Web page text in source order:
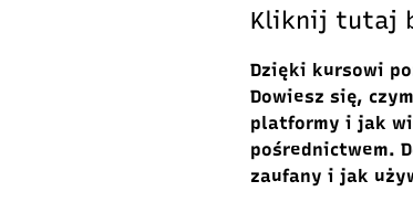
Kliknij tutaj
Dzięki kursowi
Dowiesz się,
platformy i jak
pośrednictwem.
zaufany i jak